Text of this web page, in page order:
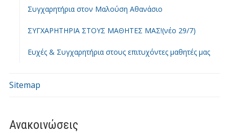
Συγχαρητήρια στον Μαλούση Αθανάσιο
ΣΥΓΧΑΡΗΤΗΡΙΑ ΣΤΟΥΣ ΜΑΘΗΤΕΣ ΜΑΣ!(νέο 29/7)
Ευχές & Συγχαρητήρια στους επιτυχόντες μαθητές μας
Sitemap
Ανακοινώσεις